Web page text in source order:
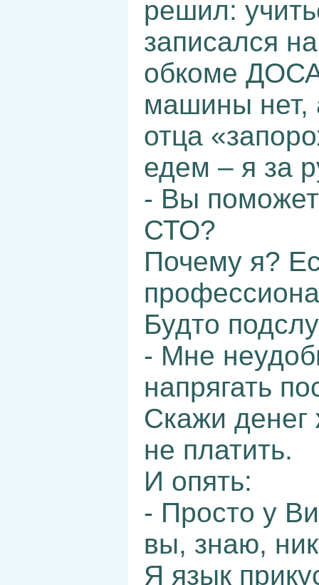
решил:
записался
обкоме
машины нет,
отца
едем – я за
- Вы
СТО?
Почему я?
Будто
- Мне
напрягать
Скажи
не платить.
И опять:
- Просто у
вы, знаю,
Я язык